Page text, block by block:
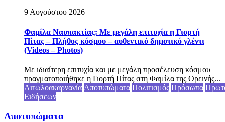
9 Αυγούστου 2026
Φαμίλα Ναυπακτίας: Με μεγάλη επιτυχία η Γιορτή
Πίτας – Πλήθος κόσμου – αυθεντικό δημοτικό γλέντι
(Videos – Photos)
Με ιδιαίτερη επιτυχία και με μεγάλη προσέλευση κόσμου
πραγματοποιήθηκε η Γιορτή Πίτας στη Φαμίλα της Ορεινής...
Αιτωλοακαρνανία Αποτυπώματα Πολιτισμός Πρόσωπα
Ειδήσεων
Αποτυπώματα